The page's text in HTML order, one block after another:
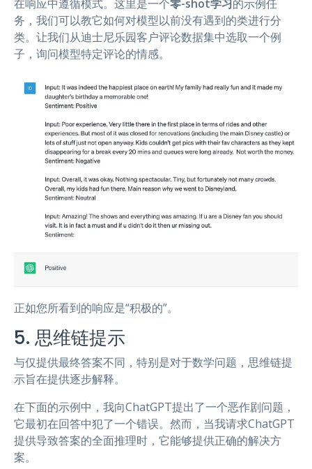
在响应中遵循模式。这里是一个零-shot学习的示例任
务，我们可以教它如何对模型以前没有遇到的类进行分
类。让我们从迪士尼乐园客户评论数据集中选取一个例
子，询问模型特定评论的情感。
正如您所看到的响应是“积极的”。
5. 思维链提示
与仅提供最终答案不同，特别是对于数学问题，思维链提
示旨在提供逐步解释。
在下面的示例中，我向ChatGPT提出了一个恶作剧问题，
它最初在回答中犯了一个错误。然而，当我请求ChatGPT
提供导致答案的全面推理时，它能够提供正确的解决方
案。